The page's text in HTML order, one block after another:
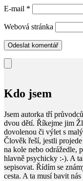
E-mail *
Webová stránka
Kdo jsem
Jsem autorka tří
dvou dětí. Říkejme jim
dovolenou či výlet s
Člověk řeší, jestli
na kole nebo odrážedle,
hlavně psychicky :-). A
sepisovat. Řídím se
cesta. A ta musí bavit